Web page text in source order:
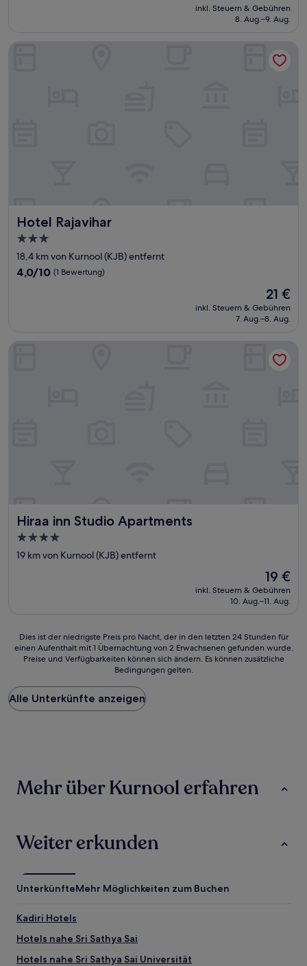
Preis
beträgt
inkl. Steuern & Gebühren
8. Aug.–9. Aug.
Hotel Rajavihar
Hotel Rajavihar
3.0-
Sterne-
Unterkunft
18,4 km von Kurnool (KJB) entfernt
4.0
4,0/10 (1 Bewertung)
Der
Preis
beträgt
21 €
inkl. Steuern & Gebühren
7. Aug.–8. Aug.
Hiraa inn Studio Apartments
Hiraa inn Studio Apartments
4.0-
Sterne-
19 km von Kurnool (KJB) entfernt
Der
Preis
beträgt
19 €
inkl. Steuern & Gebühren
10. Aug.–11. Aug.
Hiraa inn Studio Apartments
Dies
ist
Preis
pro
Nacht,
für
einen
1 Übernachtung
von
gefunden
wurde.
Verfügbarkeiten
können
sich
ändern.
Dies ist der niedrigste Preis pro Nacht, der in den letzten 24 Stunden für
einen Aufenthalt mit 1 Übernachtung von 2 Erwachsenen gefunden wurde.
Preise und Verfügbarkeiten können sich ändern. Es können zusätzliche
Bedingungen gelten.
Alle Unterkünfte anzeigen
Mehr über Kurnool erfahren
Weiter erkunden
UnterkünfteMehr Möglichkeiten zum Buchen
Kadiri Hotels
Hotels nahe Sri Sathya Sai
Hotels nahe Sri Sathya Sai Universität